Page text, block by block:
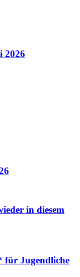
2026
in diesem
für Jugendliche